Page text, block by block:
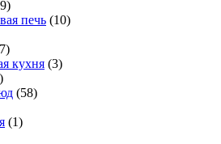
печь (10)
кухня (3)
(58)
(1)